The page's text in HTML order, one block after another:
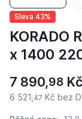
Sleva 43%
KORADO
x 1400
7 890,98
6 521, 47 Kč bez